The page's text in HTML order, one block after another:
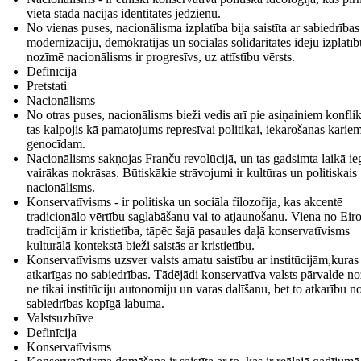
vietā stāda nācijas identitātes jēdzienu.
No vienas puses, nacionālisma izplatība bija saistīta ar sabiedrības
modernizāciju, demokrātijas un sociālās solidaritātes ideju
nozīmē nacionālisms ir progresīvs, uz attīstību vērsts.
Definīcija
Pretstati
Nacionālisms
No otras puses, nacionālisms bieži vedis arī pie asiņainiem
tas kalpojis kā pamatojums represīvai politikai, iekarošanas
genocīdam.
Nacionālisms sakņojas Franču revolūcijā, un tas gadsimta laikā
vairākas nokrāsas. Būtiskākie strāvojumi ir kultūras un politiskais
nacionālisms.
Konservatīvisms - ir politiska un sociāla filozofija, kas akcentē
tradicionālo vērtību saglabāšanu vai to atjaunošanu. Viena no
tradīcijām ir kristietība, tāpēc šajā pasaules daļā konservatīvisms
kulturālā kontekstā bieži saistās ar kristietību.
Konservatīvisms uzsver valsts amatu saistību ar
atkarīgas no sabiedrības. Tādējādi konservatīva valsts pārvalde
ne tikai institūciju autonomiju un varas dalīšanu, bet to atkarību
sabiedrības kopīgā labuma.
Valstsuzbūve
Definīcija
Konservatīvisms